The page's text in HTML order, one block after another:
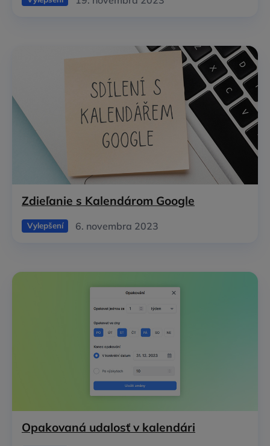
Zdieľanie s Kalendárom Google
Vylepšení 6. novembra 2023
Opakovaná udalosť v kalendári